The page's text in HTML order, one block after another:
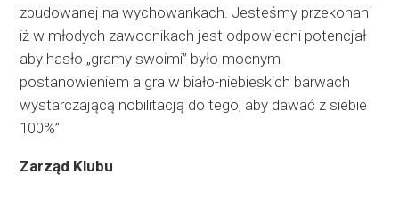
zbudowanej na wychowankach. Jesteśmy przekonani
iż w młodych zawodnikach jest odpowiedni potencjał
aby hasło „gramy swoimi” było mocnym
postanowieniem a gra w biało-niebieskich barwach
wystarczającą nobilitacją do tego, aby dawać z siebie
100%”
Zarząd Klubu